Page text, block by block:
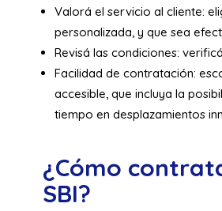
Valorá el servicio al cliente:
personalizada, y que sea
Revisá las condiciones:
Facilidad de contratación:
accesible, que incluya la
tiempo en desplazamientos
¿Cómo
SBI?